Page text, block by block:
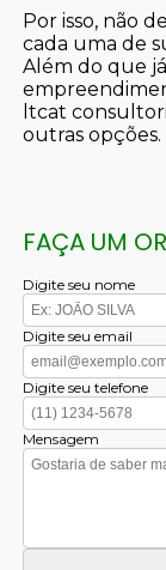
Por isso, não
cada uma de
Além do que
ltcat
outras
FAÇA UM
Digite seu nome
Digite seu email
Digite seu telefone
Mensagem